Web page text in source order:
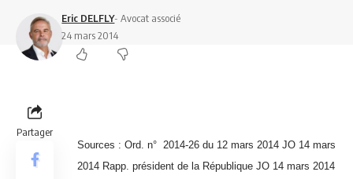
Eric DELFLY- Avocat associé
24 mars 2014
Partager
Sources : Ord. n° 2014-26 du 12 mars 2014 JO 14 mars
2014 Rapp. président de la République JO 14 mars 2014